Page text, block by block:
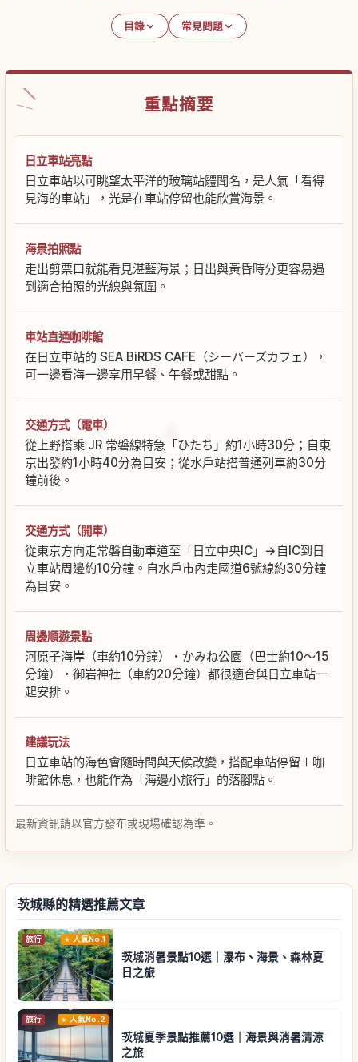
目錄 常見問題
重點摘要
日立車站亮點
日立車站以可眺望太平洋的玻璃站體聞名，是人氣「看得
見海的車站」，光是在車站停留也能欣賞海景。
海景拍照點
走出剪票口就能看見湛藍海景；日出與黃昏時分更容易遇
到適合拍照的光線與氛圍。
車站直通咖啡館
在日立車站的 SEA BiRDS CAFE（シーバーズカフェ），
可一邊看海一邊享用早餐、午餐或甜點。
交通方式（電車）
從上野搭乘 JR 常磐線特急「ひたち」約1小時30分；自東
京出發約1小時40分為目安；從水戶站搭普通列車約30分
鐘前後。
交通方式（開車）
從東京方向走常磐自動車道至「日立中央IC」→自IC到日
立車站周邊約10分鐘。自水戶市內走國道6號線約30分鐘
為目安。
周邊順遊景點
河原子海岸（車約10分鐘）・かみね公園（巴士約10〜15
分鐘）・御岩神社（車約20分鐘）都很適合與日立車站一
起安排。
建議玩法
日立車站的海色會隨時間與天候改變，搭配車站停留＋咖
啡館休息，也能作為「海邊小旅行」的落腳點。
最新資訊請以官方發布或現場確認為準。
茨城縣的精選推薦文章
旅行 人氣No.1
茨城消暑景點10選｜瀑布、海景、森林夏
日之旅
旅行 人氣No.2
茨城夏季景點推薦10選｜海景與消暑清涼
之旅